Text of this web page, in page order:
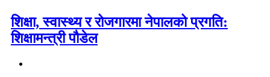
शिक्षा, स्वास्थ्य र रोजगारमा नेपालको प्रगति:
शिक्षामन्त्री पौडेल